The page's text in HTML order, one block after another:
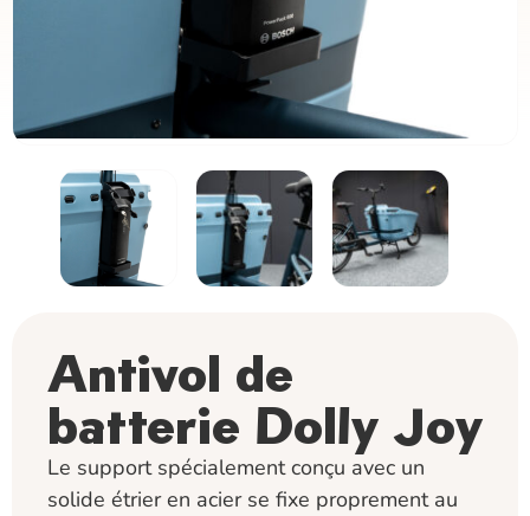
Antivol de
batterie Dolly Joy
Le support spécialement conçu avec un
solide étrier en acier se fixe proprement au